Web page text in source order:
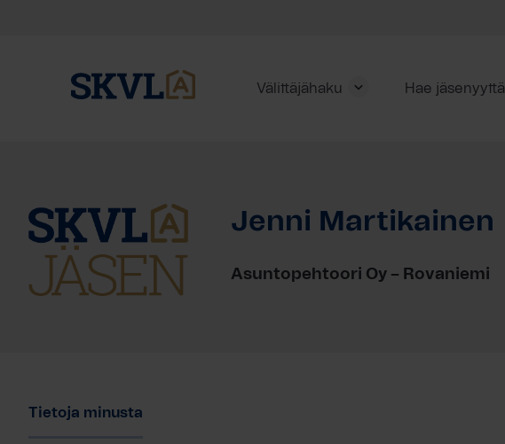
Välittäjähaku Hae jäsenyyttä
Jenni Martikainen
Asuntopehtoori Oy – Rovaniemi
Tietoja minusta